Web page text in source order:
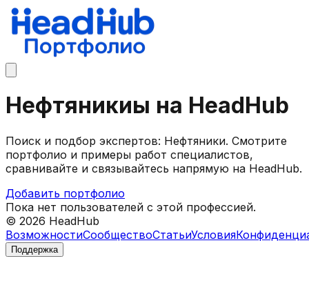
Нефтяникиы на HeadHub
Поиск и подбор экспертов: Нефтяники. Смотрите
портфолио и примеры работ специалистов,
сравнивайте и связывайтесь напрямую на HeadHub.
Добавить портфолио
Пока нет пользователей с этой профессией.
© 2026 HeadHub
ВозможностиСообществоСтатьиУсловия
Поддержка